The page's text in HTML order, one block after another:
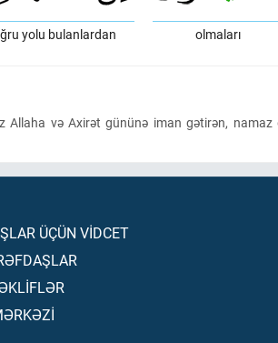
olmaları
yolu bulanlardan
Allaha və Axirət gününə iman gətirən,
ÜÇÜN VİDCET